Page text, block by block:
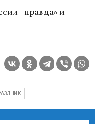
- правда» и